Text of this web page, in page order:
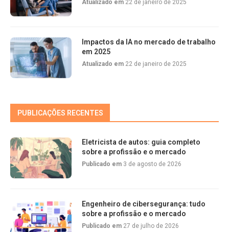
Atualizado em 22 de janeiro de 2025
Impactos da IA no mercado de trabalho
em 2025
Atualizado em 22 de janeiro de 2025
PUBLICAÇÕES RECENTES
Eletricista de autos: guia completo
sobre a profissão e o mercado
Publicado em 3 de agosto de 2026
Engenheiro de cibersegurança: tudo
sobre a profissão e o mercado
Publicado em 27 de julho de 2026